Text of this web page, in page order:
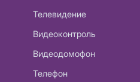
Телевидение
Видеоконтроль
Видеодомофон
Телефон